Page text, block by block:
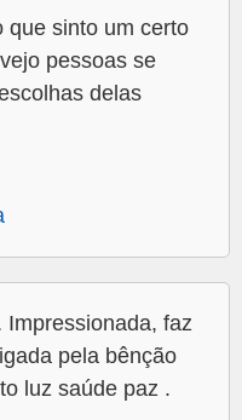
que sinto um certo
pessoas se
delas
faz
pela bênção
luz saúde paz .